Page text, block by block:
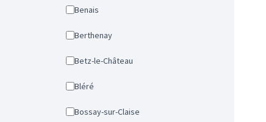
Benais
Berthenay
Betz-le-Château
Bléré
Bossay-sur-Claise